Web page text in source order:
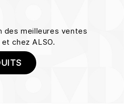
des meilleures ventes
chez ALSO.